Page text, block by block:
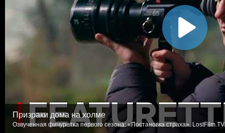
Призраки дома на холме
Озвученная фичуретка первого сезона: «Постановка страха». LostFilm.TV